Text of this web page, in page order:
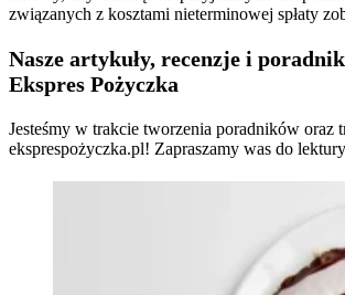
związanych z kosztami nieterminowej spłaty
Nasze artykuły, recenzje i
Ekspres Pożyczka
Jesteśmy w trakcie tworzenia poradników oraz
eksprespożyczka.pl! Zapraszamy was do